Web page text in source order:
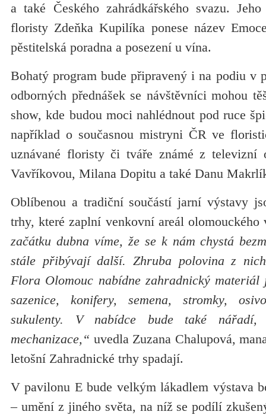
a také Českého zahrádkářského svazu.
floristy Zdeňka Kupilíka ponese název
pěstitelská poradna a posezení u vína.
Bohatý program bude připravený i na podiu v
odborných přednášek se návštěvníci mohou
show, kde budou moci nahlédnout pod ruce
například o současnou mistryni ČR ve
uznávané floristy či tváře známé z televizní
Vavříkovou, Milana Dopitu a také Danu
Oblíbenou a tradiční součástí jarní výstavy
trhy, které zaplní venkovní areál
začátku dubna víme, že se k nám chystá
stále přibývají další. Zhruba polovina z nich
Flora Olomouc nabídne zahradnický
sazenice, konifery, semena, stromky,
sukulenty. V nabídce bude také
mechanizace,“ uvedla Zuzana Chalupová,
letošní Zahradnické trhy spadají.
V pavilonu E bude velkým lákadlem výstava
– umění z jiného světa, na níž se podílí